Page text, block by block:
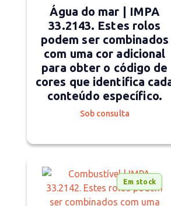
Água do mar | IMPA
33.2143. Estes rolos
podem ser combinados
com uma cor adicional
para obter o código de
cores que identifica
conteúdo específico.
Sob consulta
Em stock